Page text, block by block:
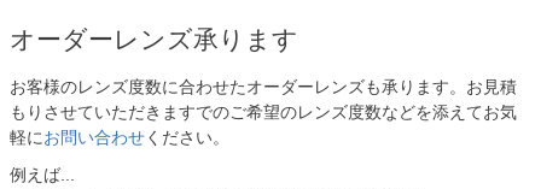
オーダーレンズ承ります
お客様のレンズ度数に合わせたオーダーレンズも承ります。お見積
もりさせていただきますでのご希望のレンズ度数などを添えてお気
軽にお問い合わせください。
例えば...